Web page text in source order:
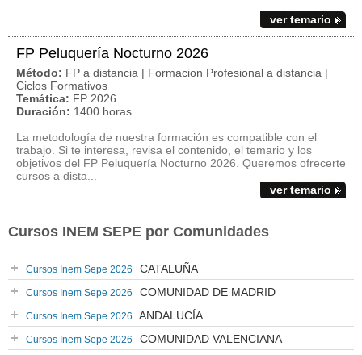
ver temario
FP Peluquería Nocturno 2026
Método: FP a distancia | Formacion Profesional a distancia |
Ciclos Formativos
Temática: FP 2026
Duración: 1400 horas
La metodología de nuestra formación es compatible con el
trabajo. Si te interesa, revisa el contenido, el temario y los
objetivos del FP Peluquería Nocturno 2026. Queremos ofrecerte
cursos a dista...
ver temario
Cursos INEM SEPE por Comunidades
Cursos Inem Sepe 2026 CATALUÑA
Cursos Inem Sepe 2026 COMUNIDAD DE MADRID
Cursos Inem Sepe 2026 ANDALUCÍA
Cursos Inem Sepe 2026 COMUNIDAD VALENCIANA